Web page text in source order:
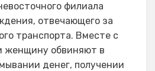
филиала
отвечающего за
транспорта. Вместе с
женщину обвиняют в
денег, получении